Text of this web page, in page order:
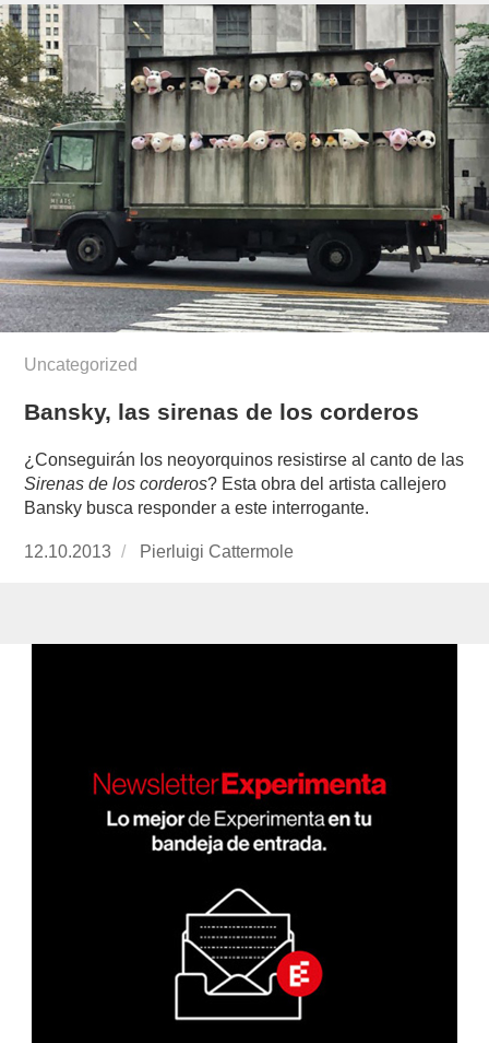
Uncategorized
Bansky, las sirenas de los corderos
¿Conseguirán los neoyorquinos resistirse al canto de las
Sirenas de los corderos? Esta obra del artista callejero
Bansky busca responder a este interrogante.
Publicado
12.10.2013
https://www.experimenta.es/author/pierluigi-
Pierluigi Cattermole